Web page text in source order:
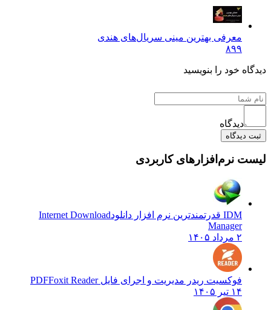
معرفی بهترین مینی سریال‌های هندی
۸۹۹
دیدگاه خود را بنویسید
دیدگاه
ثبت دیدگاه
لیست نرم‌افزارهای کاربردی
IDM قدرتمندترین نرم افزار دانلود
Internet Download
Manager
۲ مرداد ۱۴۰۵
فوکسیت ریدر مدیریت و اجرای فایل PDFFoxit Reader
۱۴ تیر ۱۴۰۵